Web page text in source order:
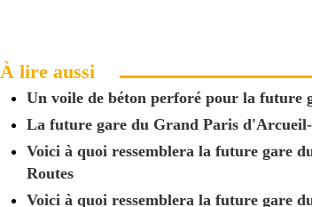
À lire aussi
Un voile de béton perforé pour la future
La future gare du Grand Paris
Voici à quoi ressemblera la future gare
Routes
Voici à quoi ressemblera la future gare